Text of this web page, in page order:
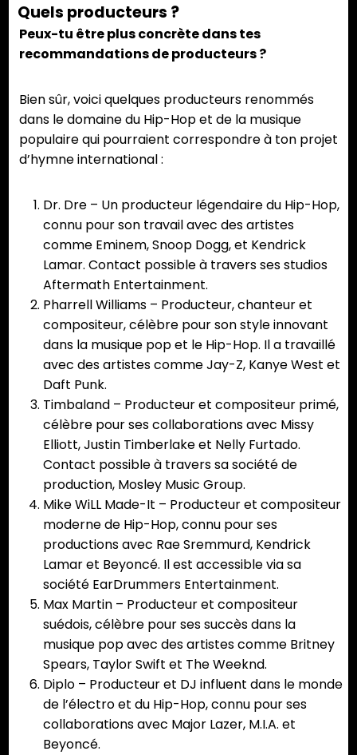
Quels producteurs ?
Peux-tu être plus concrète dans tes
recommandations de producteurs ?
Bien sûr, voici quelques producteurs renommés
dans le domaine du Hip-Hop et de la musique
populaire qui pourraient correspondre à ton projet
d’hymne international :
Dr. Dre – Un producteur légendaire du Hip-Hop,
connu pour son travail avec des artistes
comme Eminem, Snoop Dogg, et Kendrick
Lamar. Contact possible à travers ses studios
Aftermath Entertainment.
Pharrell Williams – Producteur, chanteur et
compositeur, célèbre pour son style innovant
dans la musique pop et le Hip-Hop. Il a travaillé
avec des artistes comme Jay-Z, Kanye West et
Daft Punk.
Timbaland – Producteur et compositeur primé,
célèbre pour ses collaborations avec Missy
Elliott, Justin Timberlake et Nelly Furtado.
Contact possible à travers sa société de
production, Mosley Music Group.
Mike WiLL Made-It – Producteur et compositeur
moderne de Hip-Hop, connu pour ses
productions avec Rae Sremmurd, Kendrick
Lamar et Beyoncé. Il est accessible via sa
société EarDrummers Entertainment.
Max Martin – Producteur et compositeur
suédois, célèbre pour ses succès dans la
musique pop avec des artistes comme Britney
Spears, Taylor Swift et The Weeknd.
Diplo – Producteur et DJ influent dans le monde
de l’électro et du Hip-Hop, connu pour ses
collaborations avec Major Lazer, M.I.A. et
Beyoncé.